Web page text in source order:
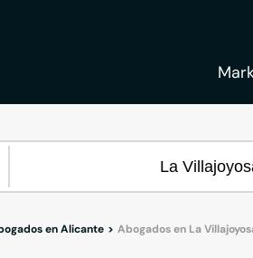
en Alicante Abogados en La